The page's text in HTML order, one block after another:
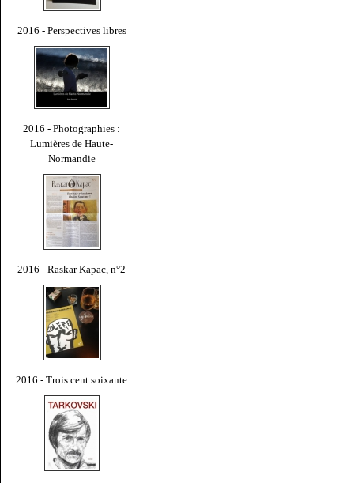
2016 - Perspectives libres
2016 - Photographies :
Lumières de Haute-
Normandie
2016 - Raskar Kapac, n°2
2016 - Trois cent soixante